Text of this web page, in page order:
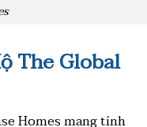
The Global
Homes mang tính